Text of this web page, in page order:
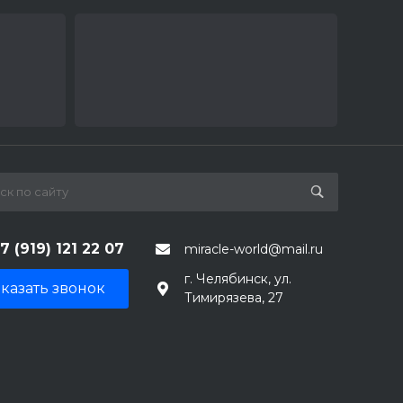
(919) 121 22 07 miracle-world@mail.ru
звонок
г. Челябинск, ул.
Тимирязева, 27